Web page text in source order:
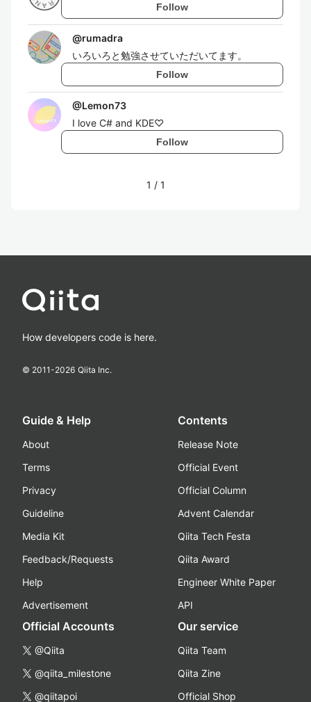
Follow
@rumadra
いろいろと勉強させていただいてます。
Follow
@Lemon73
I love C# and KDE♡
Follow
1 / 1
How developers code is here.
© 2011-2026 Qiita Inc.
Guide & Help
About
Terms
Privacy
Guideline
Media Kit
Feedback/Requests
Help
Advertisement
Contents
Release Note
Official Event
Official Column
Advent Calendar
Qiita Tech Festa
Qiita Award
Engineer White Paper
API
Official Accounts
@Qiita
@qiita_milestone
@qiitapoi
Our service
Qiita Team
Qiita Zine
Official Shop